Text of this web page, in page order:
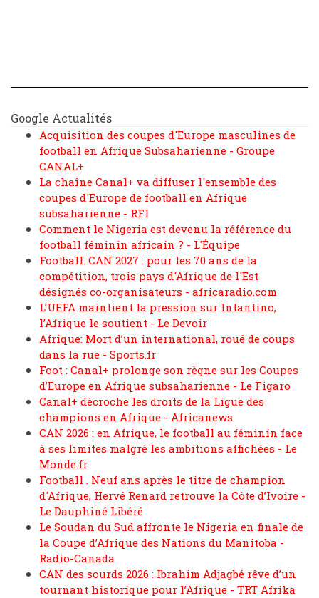
Google Actualités
Acquisition des coupes d'Europe masculines de
football en Afrique Subsaharienne - Groupe
CANAL+
La chaîne Canal+ va diffuser l'ensemble des
coupes d'Europe de football en Afrique
subsaharienne - RFI
Comment le Nigeria est devenu la référence du
football féminin africain ? - L'Équipe
Football. CAN 2027 : pour les 70 ans de la
compétition, trois pays d'Afrique de l'Est
désignés co-organisateurs - africaradio.com
L’UEFA maintient la pression sur Infantino,
l’Afrique le soutient - Le Devoir
Afrique: Mort d’un international, roué de coups
dans la rue - Sports.fr
Foot : Canal+ prolonge son règne sur les Coupes
d’Europe en Afrique subsaharienne - Le Figaro
Canal+ décroche les droits de la Ligue des
champions en Afrique - Africanews
CAN 2026 : en Afrique, le football au féminin face
à ses limites malgré les ambitions affichées - Le
Monde.fr
Football . Neuf ans après le titre de champion
d'Afrique, Hervé Renard retrouve la Côte d’Ivoire -
Le Dauphiné Libéré
Le Soudan du Sud affronte le Nigeria en finale de
la Coupe d’Afrique des Nations du Manitoba -
Radio-Canada
CAN des sourds 2026 : Ibrahim Adjagbé rêve d’un
tournant historique pour l’Afrique - TRT Afrika